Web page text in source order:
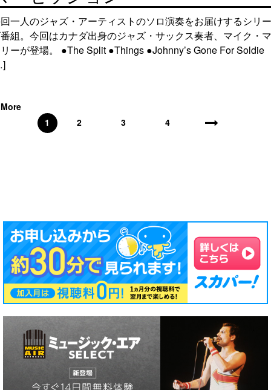
一人のジャズ・アーティストのソロ演奏をお届けするシリー
組。今回はカナダ出身のジャズ・サックス奏者、マイク・マ
ーが登場。 ●The Split ●Things ●Johnny’s Gone For Soldie
More
1
2 3 4